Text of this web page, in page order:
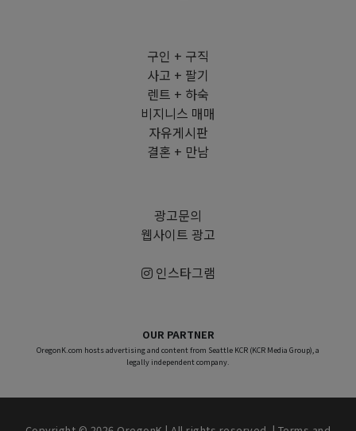
구인 + 구직
사고 + 팔기
렌트 + 하숙
비지니스 매매
자유게시판
결혼 + 만남
광고문의
웹사이트 광고
인스타그램
OUR PARTNER
OregonK.com hosts advertising and content from Seattle KCR (KCR Media Group), a
legally independent company.